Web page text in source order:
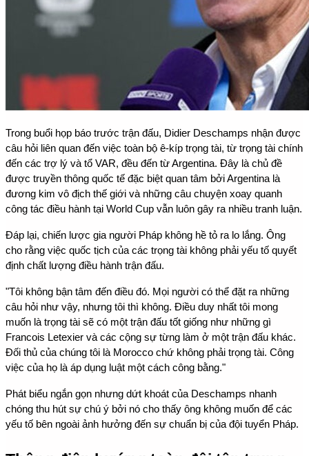
Trong buổi họp báo trước trận đấu, Didier Deschamps nhận được
câu hỏi liên quan đến việc toàn bộ ê-kíp trọng tài, từ trọng tài chính
đến các trợ lý và tổ VAR, đều đến từ Argentina. Đây là chủ đề
được truyền thông quốc tế đặc biệt quan tâm bởi Argentina là
đương kim vô địch thế giới và những câu chuyện xoay quanh
công tác điều hành tại World Cup vẫn luôn gây ra nhiều tranh luận.
Đáp lại, chiến lược gia người Pháp không hề tỏ ra lo lắng. Ông
cho rằng việc quốc tịch của các trọng tài không phải yếu tố quyết
định chất lượng điều hành trận đấu.
"Tôi không bận tâm đến điều đó. Mọi người có thể đặt ra những
câu hỏi như vậy, nhưng tôi thì không. Điều duy nhất tôi mong
muốn là trọng tài sẽ có một trận đấu tốt giống như những gì
Francois Letexier và các cộng sự từng làm ở một trận đấu khác.
Đối thủ của chúng tôi là Morocco chứ không phải trọng tài. Công
việc của họ là áp dụng luật một cách công bằng."
Phát biểu ngắn gọn nhưng dứt khoát của Deschamps nhanh
chóng thu hút sự chú ý bởi nó cho thấy ông không muốn để các
yếu tố bên ngoài ảnh hưởng đến sự chuẩn bị của đội tuyển Pháp.